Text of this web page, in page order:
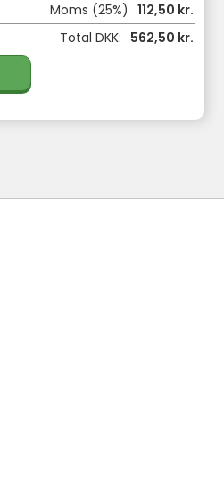
Moms (25%) 112,50 kr.
Total DKK: 562,50 kr.